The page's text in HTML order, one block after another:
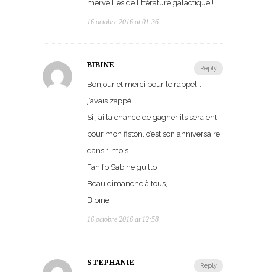
merveilles de littérature galactique !
16 octobre 2016 at 01:36
Reply
BIBINE
Bonjour et merci pour le rappel…
j’avais zappé !
Si j’ai la chance de gagner ils seraient
pour mon fiston, c’est son anniversaire
dans 1 mois !
Fan fb Sabine guillo
Beau dimanche à tous,
Bibine
16 octobre 2016 at 12:58
Reply
STÉPHANIE